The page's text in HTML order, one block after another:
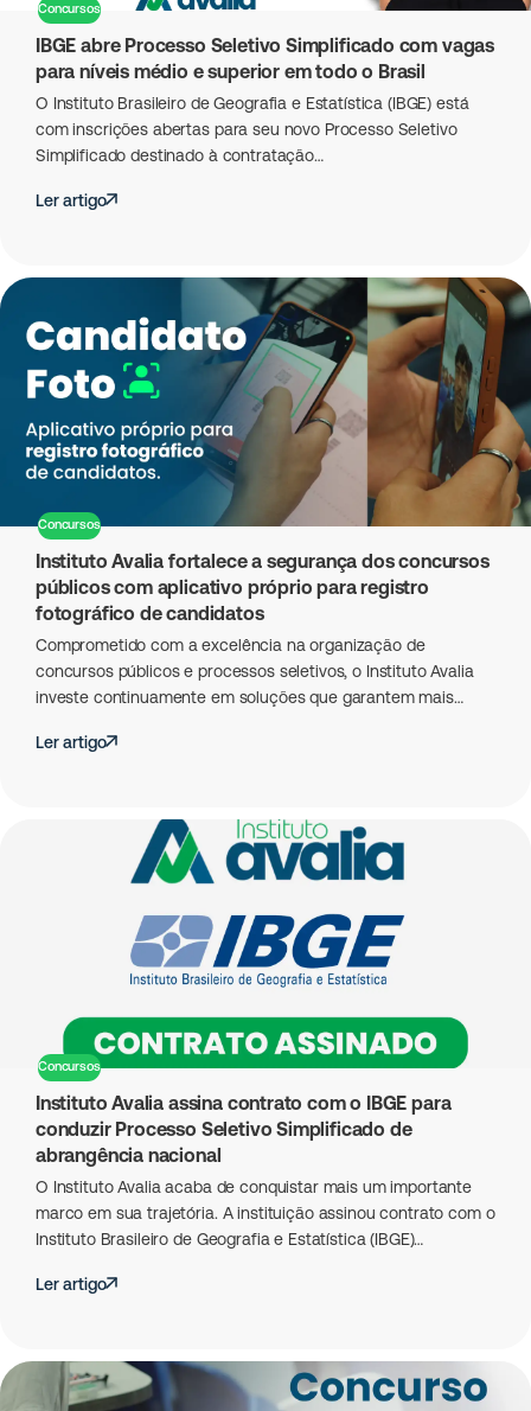
Concursos
IBGE abre Processo Seletivo Simplificado com vagas
para níveis médio e superior em todo o Brasil
O Instituto Brasileiro de Geografia e Estatística (IBGE) está
com inscrições abertas para seu novo Processo Seletivo
Simplificado destinado à contratação…
Ler artigo
Concursos
Instituto Avalia fortalece a segurança dos concursos
públicos com aplicativo próprio para registro
fotográfico de candidatos
Comprometido com a excelência na organização de
concursos públicos e processos seletivos, o Instituto Avalia
investe continuamente em soluções que garantem mais…
Ler artigo
Concursos
Instituto Avalia assina contrato com o IBGE para
conduzir Processo Seletivo Simplificado de
abrangência nacional
O Instituto Avalia acaba de conquistar mais um importante
marco em sua trajetória. A instituição assinou contrato com o
Instituto Brasileiro de Geografia e Estatística (IBGE)…
Ler artigo